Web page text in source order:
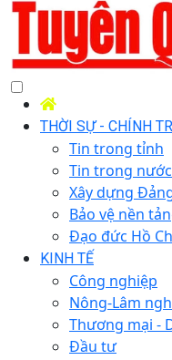
THỜI SỰ - CHÍNH
Tin trong tỉnh
Tin trong nước
Xây dựng
Bảo vệ nền
Đạo đức Hồ
KINH TẾ
Công nghiệp
Nông-Lâm
Thương mại -
Đầu tư